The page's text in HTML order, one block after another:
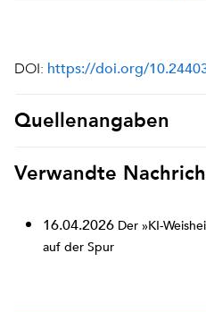
DOI: https://doi.org/
Quellenangaben
Verwandte
16.04.2026 Der »KI-
auf der Spur